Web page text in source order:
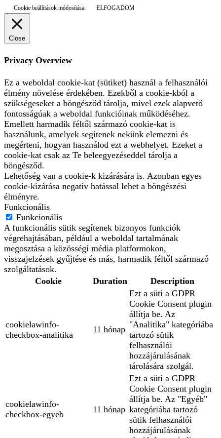
Cookie beállítások módosítása ELFOGADOM
Close
Privacy Overview
Ez a weboldal cookie-kat (sütiket) használ a felhasználói
élmény növelése érdekében. Ezekből a cookie-kból a
szükségeseket a böngésződ tárolja, mivel ezek alapvető
fontosságúak a weboldal funkcióinak működéséhez.
Emellett harmadik féltől származó cookie-kat is
használunk, amelyek segítenek nekünk elemezni és
megérteni, hogyan használod ezt a webhelyet. Ezeket a
cookie-kat csak az Te beleegyezéseddel tárolja a
böngésződ.
Lehetőség van a cookie-k kizárására is. Azonban egyes
cookie-kizárása negatív hatással lehet a böngészési
élményre.
Funkcionális
Funkcionális
A funkcionális sütik segítenek bizonyos funkciók
végrehajtásában, például a weboldal tartalmának
megosztása a közösségi média platformokon,
visszajelzések gyűjtése és más, harmadik féltől származó
szolgáltatások.
Cookie
Duration Description
cookielawinfo-
checkbox-analitika
11 hónap
Ezt a süti a GDPR
Cookie Consent plugin
állítja be. Az
"Analitika" kategóriába
tartozó sütik
felhasználói
hozzájárulásának
tárolására szolgál.
cookielawinfo-
checkbox-egyeb
11 hónap
Ezt a süti a GDPR
Cookie Consent plugin
állítja be. Az "Egyéb"
kategóriába tartozó
sütik felhasználói
hozzájárulásának